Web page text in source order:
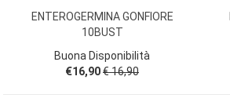
ENTEROGERMINA GONFIORE
10BUST
Buona Disponibilità
€16,90€ 16,90